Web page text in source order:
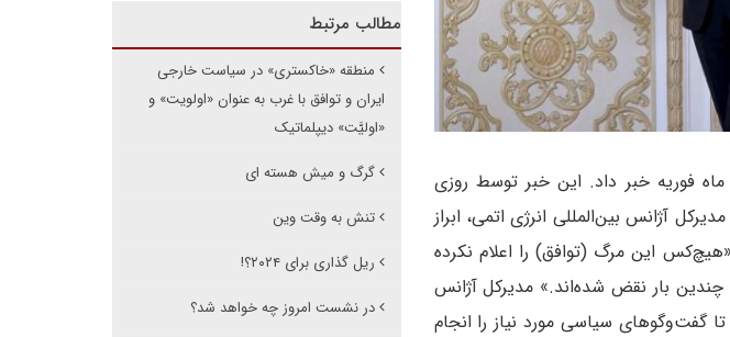
ماه فوریه خبر داد. این خبر توسط روزی
آژانس بین‌المللی انرژی اتمی، ابراز
این مرگ (توافق) را اعلام نکرده
بار نقض شده‌اند.» مدیرکل آژانس
گفت‌وگوهای سیاسی مورد نیاز را انجام
مطالب مرتبط
منطقه «خاکستری» در سیاست خارجی
ایران و توافق با غرب به عنوان «اولویت» و
«اولیَّت» دیپلماتیک
گرگ و میش هسته ای
تنش به وقت وین
ریل گذاری برای ۲۰۲۴؟!
در نشست امروز چه خواهد شد؟